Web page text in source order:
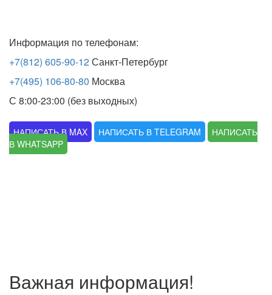
Информация по телефонам:
+7(812) 605-90-12Санкт-Петербург
+7(495) 106-80-80 Москва
С 8:00-23:00 (без выходных)
НАПИСАТЬ В MAX НАПИСАТЬ В TELEGRAM
НАПИСАТЬ
В WHATSAPP
Важная информация!